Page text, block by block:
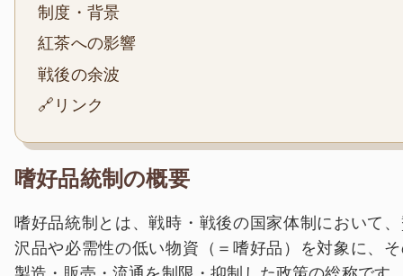
制度・背景
紅茶への影響
戦後の余波
🔗リンク
嗜好品統制の概要
嗜好品統制とは、戦時・戦後の国家体制において
沢品や必需性の低い物資（＝嗜好品）を対象に、